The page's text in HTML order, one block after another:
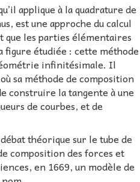
applique à la quadrature de
est une approche du calcul
les parties élémentaires
figure étudiée : cette méthode
infinitésimale. Il
sa méthode de composition
construire la tangente à une
de courbes, et de
théorique sur le tube de
composition des forces et
en 1669, un modèle de